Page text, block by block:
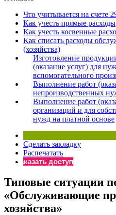
Бератор
«Практическая
Материалы электронного
«Нормативные акты для
Материалы электронного
«Практическая
Онлайн-сервисы
Просто заполните форму, и
Что учитывается на счете
Как учесть прямые расходы
Как учесть косвенные
Как списать расходы
(хозяйства)
Изготовление
(оказание услуг) для
вспомогательного
Выполнение работ
непроизводственных
Выполнение работ
организаций и для
нужд на платной основе
Сделать закладку
Распечатать
Заказать доступ
Типовые ситуации
«Обслуживающие
хозяйства»